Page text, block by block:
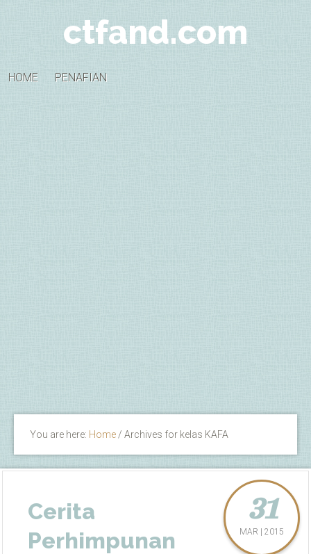
ctfand.com
HOME PENAFIAN
You are here: Home / Archives for kelas KAFA
Cerita
Perhimpunan
31
MAR | 2015